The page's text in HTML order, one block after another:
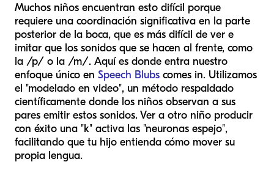
Muchos niños encuentran esto difícil porque
requiere una coordinación significativa en la parte
posterior de la boca, que es más difícil de ver e
imitar que los sonidos que se hacen al frente, como
la /p/ o la /m/. Aquí es donde entra nuestro
enfoque único en Speech Blubs comes in. Utilizamos
el "modelado en video", un método respaldado
científicamente donde los niños observan a sus
pares emitir estos sonidos. Ver a otro niño producir
con éxito una "k" activa las "neuronas espejo",
facilitando que tu hijo entienda cómo mover su
propia lengua.